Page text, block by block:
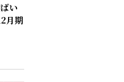
い
月期